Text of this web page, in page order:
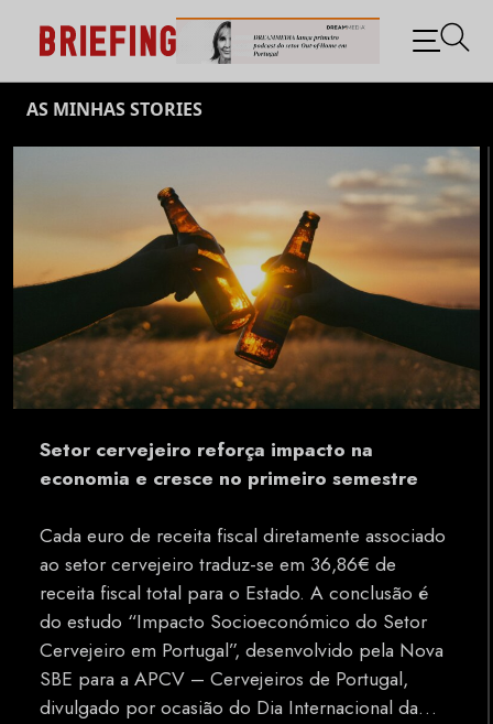
content
NOTÍCIAS SOBRE OS
NEGÓCIOS DO MARKETING E
DA PUBLICIDADE
AS MINHAS STORIES
Setor cervejeiro reforça impacto na
economia e cresce no primeiro semestre
Cada euro de receita fiscal diretamente associado
ao setor cervejeiro traduz-se em 36,86€ de
receita fiscal total para o Estado. A conclusão é
do estudo “Impacto Socioeconómico do Setor
Cervejeiro em Portugal”, desenvolvido pela Nova
SBE para a APCV – Cervejeiros de Portugal,
divulgado por ocasião do Dia Internacional da…